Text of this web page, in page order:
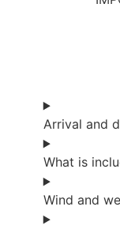
Arrival and
What is
Wind and